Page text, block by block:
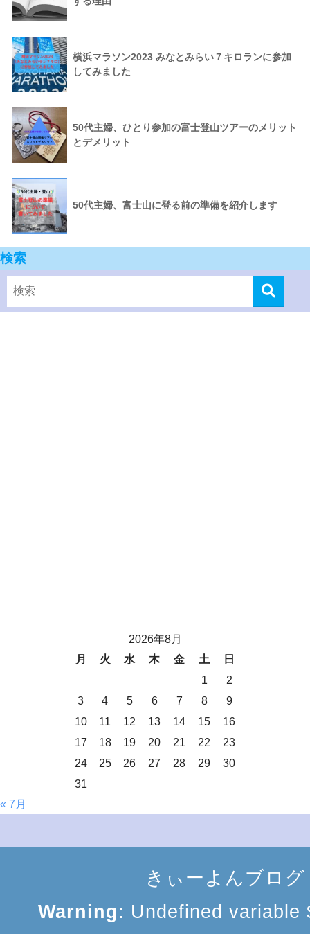
横浜マラソン2023 みなとみらい７キロランに参加
してみました
50代主婦、ひとり参加の富士登山ツアーのメリット
とデメリット
50代主婦、富士山に登る前の準備を紹介します
検索
2026年8月
月
火 水 木 金 土
日
1
2
3
4 5 6 7 8
9
10
11 12 13 14 15
16
17
18 19 20 21 22
23
24
25 26 27 28 29
30
31
« 7月
きぃーよんブログ
Warning: Undefined variable